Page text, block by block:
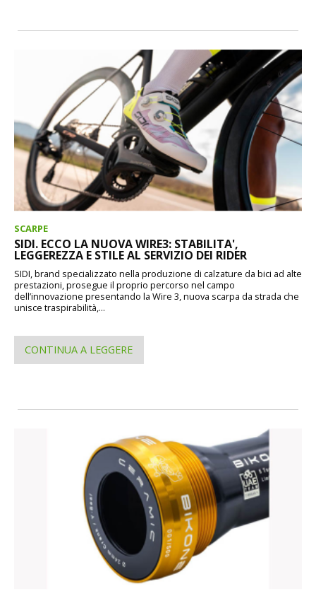
SCARPE
SIDI. ECCO LA NUOVA WIRE3: STABILITA',
LEGGEREZZA E STILE AL SERVIZIO DEI RIDER
SIDI, brand specializzato nella produzione di calzature da bici ad alte
prestazioni, prosegue il proprio percorso nel campo
dell’innovazione presentando la Wire 3, nuova scarpa da strada che
unisce traspirabilità,...
CONTINUA A LEGGERE